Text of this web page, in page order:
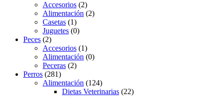
Accesorios (2)
Alimentación (2)
Casetas (1)
Juguetes (0)
Peces (2)
Accesorios (1)
Alimentación (0)
Peceras (2)
Perros (281)
Alimentación (124)
Dietas Veterinarias (22)